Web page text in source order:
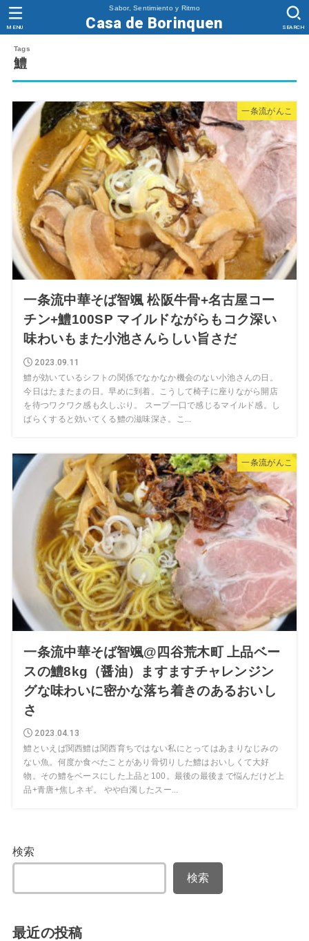
Sabor, Sentimiento y Ritmo
Casa de Borinquen SEARCH
MENU
鱧
一条流がんこ
一条流中華そば智颯 松阪牛骨+名古屋コー
チン+鱧100SP マイルドながらもコク深い
味わいもまた小池さんらしい旨さだ
2023.09.11
鱧が効いているシフトの関係でなかなか機会のない小池さんの日。
今日はたまたまの日。早めに到着。こうして椅子に座りながら開店
を待つワクワク感も久しぶり。 スープ一口で感じるマイルド感。し
ばらくすると効いてくる鱧の滋味深さ。こ...
一条流がんこ
一条流中華そば智颯@四谷荒木町 上品ベー
スの鱧8kg（醤油）ますますチャレンジン
グな味わいに密かな落ち着きのあるおいし
さ
2023.04.13
鱧といえば関西鱧は関西育ちではない私にとってはあまりなじみの
ない魚。何度か食べたことがあり骨切りした鱧はおいしくて大好
物。その鱧をベースにした上品と100。最後の最後まで悩んだけど上
品+青唐+焦しネギ。 やや白濁したスー...
検索
検索
最近の投稿